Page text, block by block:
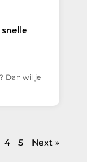
Dan wil je
4 5 Next »